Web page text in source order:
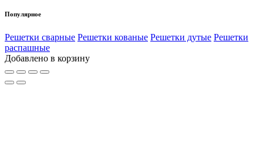
Популярное
Решетки сварные Решетки кованые Решетки дутые Решетки
распашные
Добавлено в корзину